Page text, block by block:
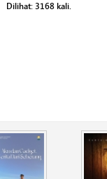
Dilihat: 3168 kali.